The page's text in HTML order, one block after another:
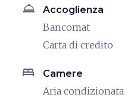
room_service Accoglienza
Bancomat
Carta di credito
bed Camere
Aria condizionata